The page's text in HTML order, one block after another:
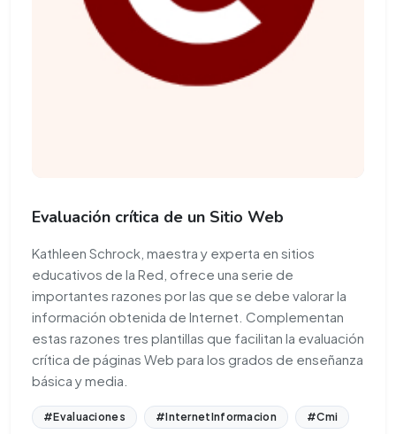
Evaluación crítica de un Sitio Web
Kathleen Schrock, maestra y experta en sitios
educativos de la Red, ofrece una serie de
importantes razones por las que se debe valorar la
información obtenida de Internet. Complementan
estas razones tres plantillas que facilitan la evaluación
crítica de páginas Web para los grados de enseñanza
básica y media.
#Evaluaciones #InternetInformacion #Cmi